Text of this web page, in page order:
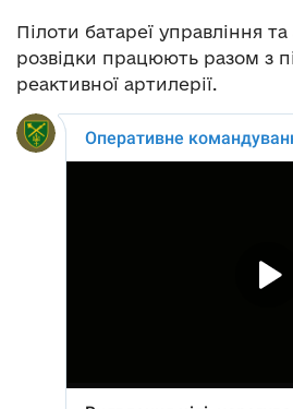
Пілоти батареї управління
розвідки працюють разом з
реактивної артилерії.